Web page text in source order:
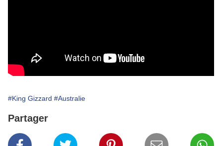
#King Gizzard #Australie
Partager